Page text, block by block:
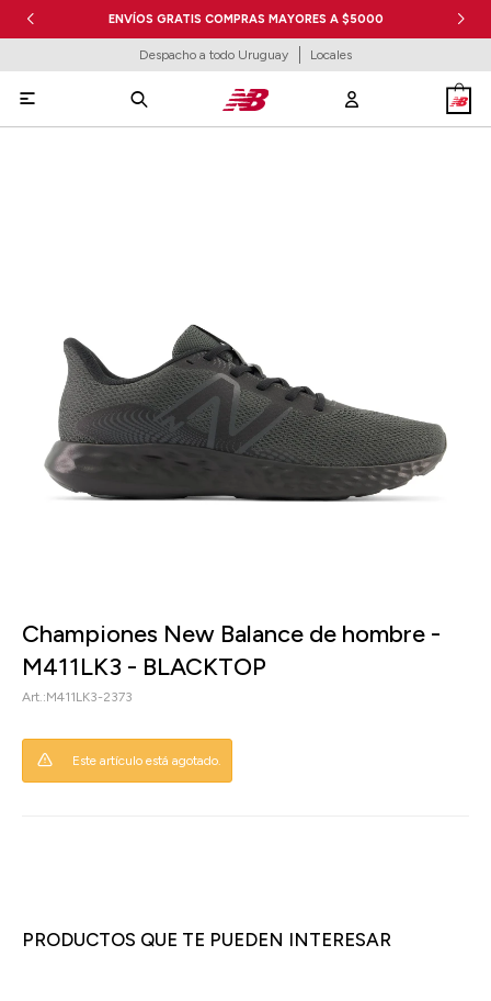
ENVÍOS GRATIS COMPRAS MAYORES A $5000
Despacho a todo Uruguay Locales

Championes New Balance de hombre -
M411LK3 - BLACKTOP
M411LK3-2373
Este artículo está agotado.
PRODUCTOS QUE TE PUEDEN INTERESAR